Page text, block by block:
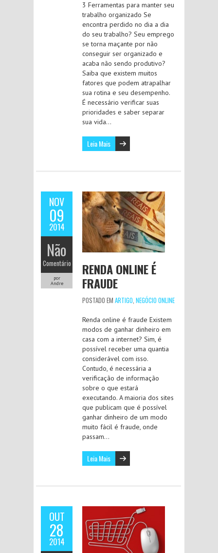
3 Ferramentas para manter seu
trabalho organizado Se
encontra perdido no dia a dia
do seu trabalho? Seu emprego
se torna maçante por não
conseguir ser organizado e
acaba não sendo produtivo?
Saiba que existem muitos
fatores que podem atrapalhar
sua rotina e seu desempenho.
É necessário verificar suas
prioridades e saber separar
sua vida…
Leia Mais
NOV
09
2014
Não
Comentário
por
Andre
RENDA ONLINE É
FRAUDE
POSTADO EM ARTIGO, NEGÓCIO ONLINE
Renda online é fraude Existem
modos de ganhar dinheiro em
casa com a internet? Sim, é
possível receber uma quantia
considerável com isso.
Contudo, é necessária a
verificação de informação
sobre o que estará
executando. A maioria dos sites
que publicam que é possível
ganhar dinheiro de um modo
muito fácil é fraude, onde
passam…
Leia Mais
OUT
28
2014